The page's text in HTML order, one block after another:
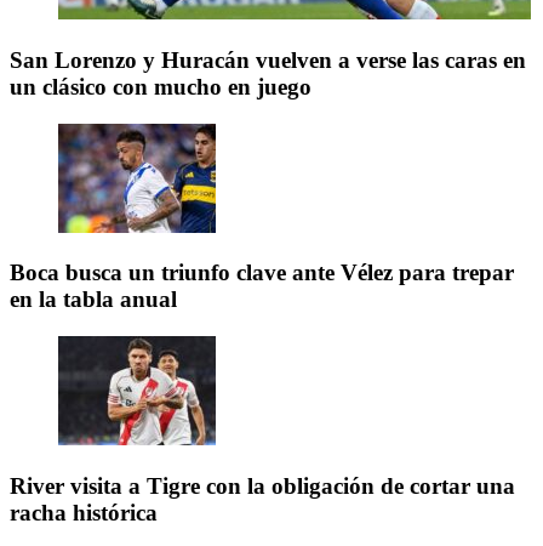
San Lorenzo y Huracán vuelven a verse las caras en
un clásico con mucho en juego
Boca busca un triunfo clave ante Vélez para trepar
en la tabla anual
River visita a Tigre con la obligación de cortar una
racha histórica